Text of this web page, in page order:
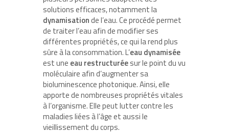
solutions efficaces, notamment la
dynamisationde l’eau. Ce procédé permet
de traiter l’eau afin de modifier ses
différentes propriétés, ce qui la rend plus
sûre à la consommation. L’eau dynamisée
est une eau restructuréesur le point du vu
moléculaire afin d’augmenter sa
bioluminescence photonique. Ainsi, elle
apporte de nombreuses propriétés vitales
à l’organisme. Elle peut lutter contre les
maladies liées à l’âge et aussi le
vieillissement du corps.